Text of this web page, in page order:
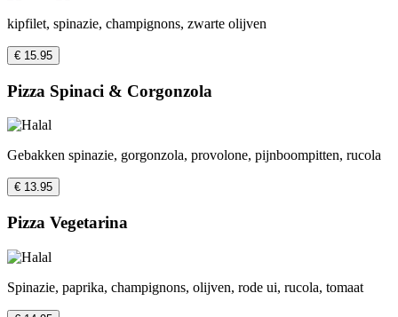
kipfilet, spinazie, champignons, zwarte olijven
€ 15.95
Pizza Spinaci & Corgonzola
Gebakken spinazie, gorgonzola, provolone, pijnboompitten, rucola
€ 13.95
Pizza Vegetarina
Spinazie, paprika, champignons, olijven, rode ui, rucola, tomaat